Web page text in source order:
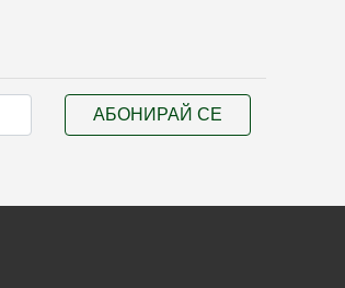
АБОНИРАЙ СЕ